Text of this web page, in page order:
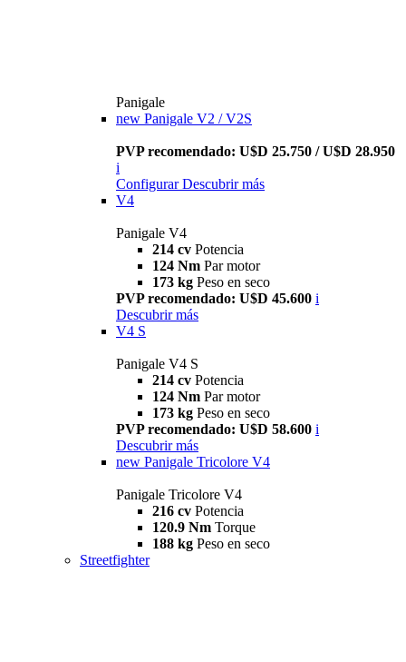
Panigale
new Panigale V2 / V2S
PVP recomendado: U$D 25.750 / U$D 28.950
i
Configurar Descubrir más
V4
Panigale V4
214 cv Potencia
124 Nm Par motor
173 kg Peso en seco
PVP recomendado: U$D 45.600 i
Descubrir más
V4 S
Panigale V4 S
214 cv Potencia
124 Nm Par motor
173 kg Peso en seco
PVP recomendado: U$D 58.600 i
Descubrir más
new Panigale Tricolore V4
Panigale Tricolore V4
216 cv Potencia
120.9 Nm Torque
188 kg Peso en seco
Streetfighter